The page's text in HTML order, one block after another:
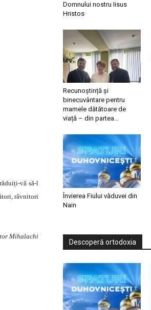
vă să-l
râvnitori
Mihalachi
Domnului nostru Iisus
Hristos
Recunoștință și
binecuvântare pentru
mamele dătătoare de
viață – din partea...
Învierea Fiului văduvei din
Nain
Descoperă ortodoxia